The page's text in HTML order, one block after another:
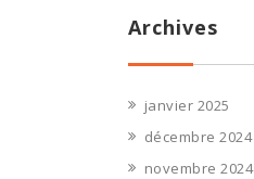
Archives
janvier 2025
décembre 2024
novembre 2024